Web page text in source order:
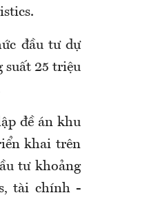
đầu tư dự
suất 25 triệu
đề án khu
khai trên
tư khoảng
tài chính -